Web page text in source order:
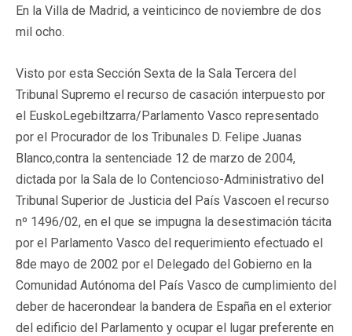
En la Villa de Madrid, a veinticinco de noviembre de dos
mil ocho.
Visto por esta Sección Sexta de la Sala Tercera del
Tribunal Supremo el recurso de casación interpuesto por
el EuskoLegebiltzarra/Parlamento Vasco representado
por el Procurador de los Tribunales D. Felipe Juanas
Blanco,contra la sentenciade 12 de marzo de 2004,
dictada por la Sala de lo Contencioso-Administrativo del
Tribunal Superior de Justicia del País Vascoen el recurso
nº 1496/02, en el que se impugna la desestimación tácita
por el Parlamento Vasco del requerimiento efectuado el
8de mayo de 2002 por el Delegado del Gobierno en la
Comunidad Autónoma del País Vasco de cumplimiento del
deber de hacerondear la bandera de España en el exterior
del edificio del Parlamento y ocupar el lugar preferente en